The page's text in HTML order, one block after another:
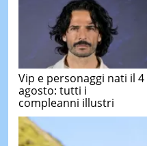
Vip e personaggi nati il 4
agosto: tutti i
compleanni illustri